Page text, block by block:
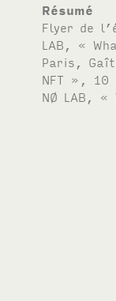
Résumé
Flyer de
LAB, «
Paris,
NFT », 10
NØ LAB, «